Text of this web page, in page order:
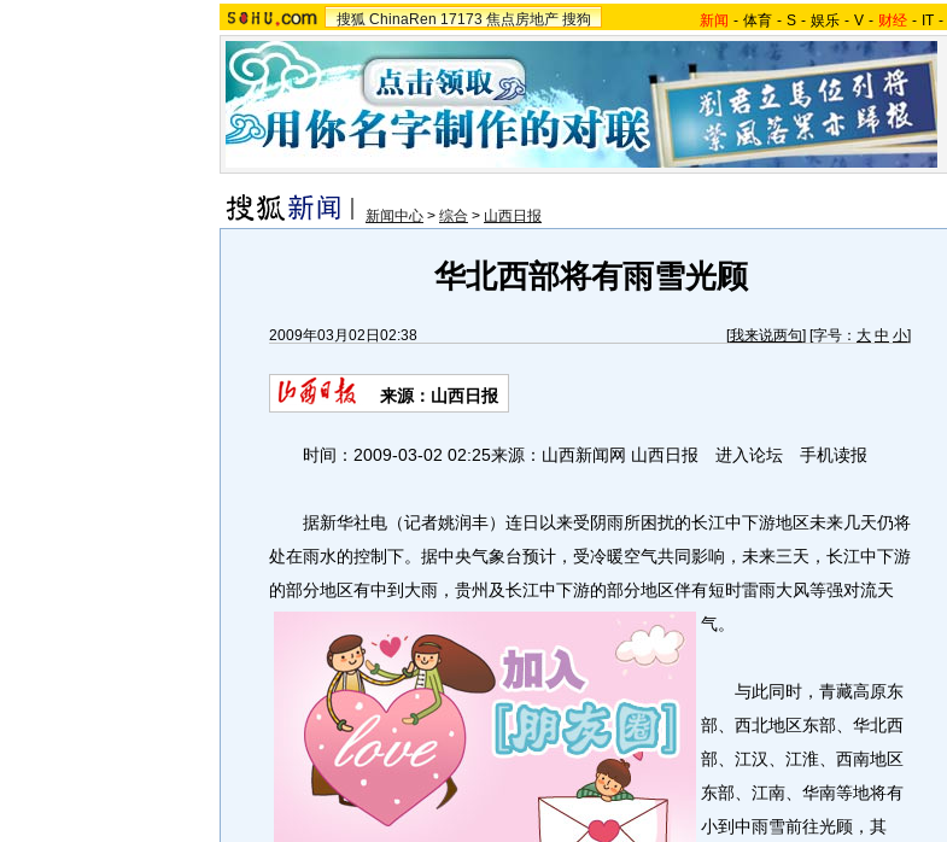
搜狐 ChinaRen 17173 焦点房地产 搜狗 新闻 - 体育 - S - 娱乐 - V - 财经 - IT -
新闻中心 > 综合 > 山西日报
华北西部将有雨雪光顾
2009年03月02日02:38 [我来说两句] [字号： 大 中 小]
来源：山西日报
时间：2009-03-02 02:25来源：山西新闻网 山西日报 进入论坛 手机读报
据新华社电（记者姚润丰）连日以来受阴雨所困扰的长江中下游地区未来几天仍将
处在雨水的控制下。据中央气象台预计，受冷暖空气共同影响，未来三天，长江中下游
的部分地区有中到大雨，贵州及长江中下游的部分地区伴有短时雷雨大风等强对流天
气。
与此同时，青藏高原东
部、西北地区东部、华北西
部、江汉、江淮、西南地区
东部、江南、华南等地将有
小到中雨雪前往光顾，其